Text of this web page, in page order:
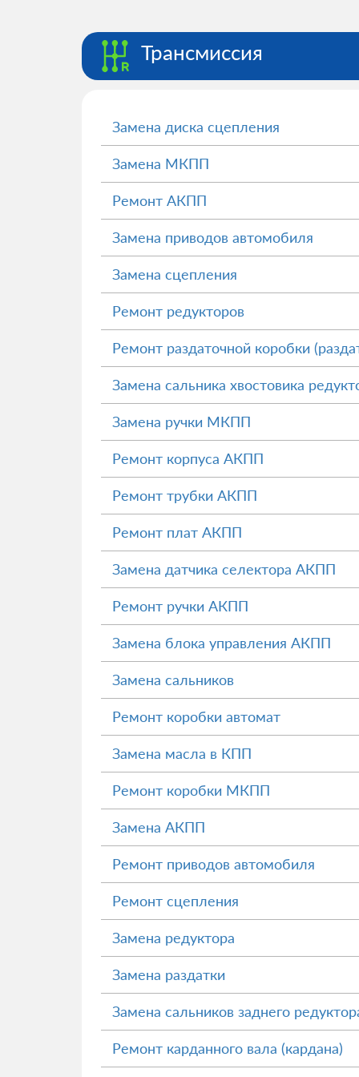
Трансмиссия
Замена диска сцепления
Замена МКПП
Ремонт АКПП
Замена приводов автомобиля
Замена сцепления
Ремонт редукторов
Ремонт раздаточной коробки
Замена сальника хвостовика
Замена ручки МКПП
Ремонт корпуса АКПП
Ремонт трубки АКПП
Ремонт плат АКПП
Замена датчика селектора АКПП
Ремонт ручки АКПП
Замена блока управления АКПП
Замена сальников
Ремонт коробки автомат
Замена масла в КПП
Ремонт коробки МКПП
Замена АКПП
Ремонт приводов автомобиля
Ремонт сцепления
Замена редуктора
Замена раздатки
Замена сальников заднего
Ремонт карданного вала (кардана)